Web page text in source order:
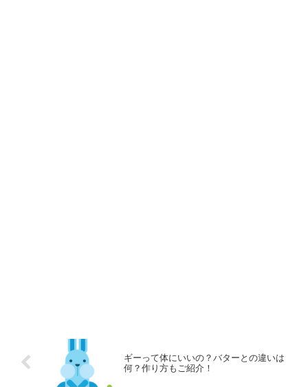
ギーって体にいいの？バターとの違いは
何？作り方もご紹介！